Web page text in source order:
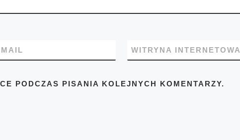
WITRYNA INTERNETOWA
PODCZAS PISANIA KOLEJNYCH KOMENTARZY.